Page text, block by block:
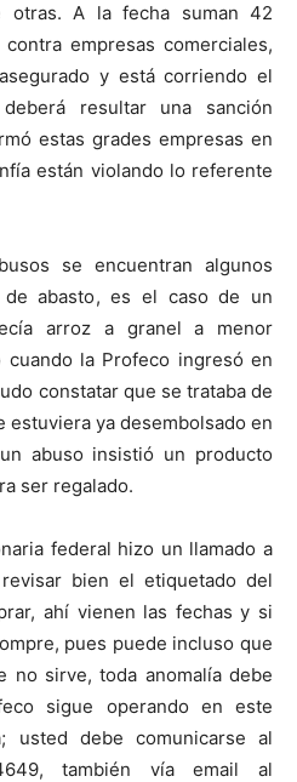
otras. A la fecha suman 42
empresas comerciales,
y está corriendo el
resultar una sanción
estas grades empresas en
están violando lo referente
se encuentran algunos
abasto, es el caso de un
arroz a granel a menor
la Profeco ingresó en
constatar que se trataba de
estuviera ya desembolsado en
abuso insistió un producto
ser regalado.
federal hizo un llamado a
bien el etiquetado del
ahí vienen las fechas y si
pues puede incluso que
no sirve, toda anomalía debe
sigue operando en este
usted debe comunicarse al
también vía email al